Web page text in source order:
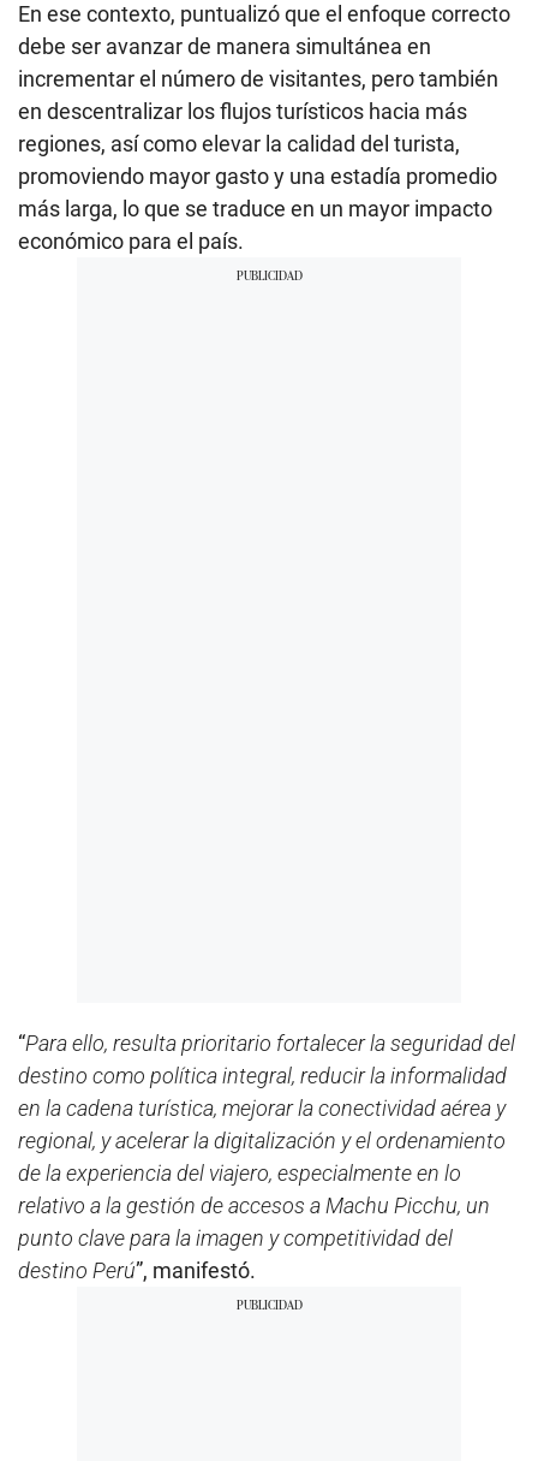
En ese contexto, puntualizó que el enfoque correcto
debe ser avanzar de manera simultánea en
incrementar el número de visitantes, pero también
en descentralizar los flujos turísticos hacia más
regiones, así como elevar la calidad del turista,
promoviendo mayor gasto y una estadía promedio
más larga, lo que se traduce en un mayor impacto
económico para el país.
“Para ello, resulta prioritario fortalecer la seguridad del
destino como política integral, reducir la informalidad
en la cadena turística, mejorar la conectividad aérea y
regional, y acelerar la digitalización y el ordenamiento
de la experiencia del viajero, especialmente en lo
relativo a la gestión de accesos a Machu Picchu, un
punto clave para la imagen y competitividad del
destino Perú”, manifestó.